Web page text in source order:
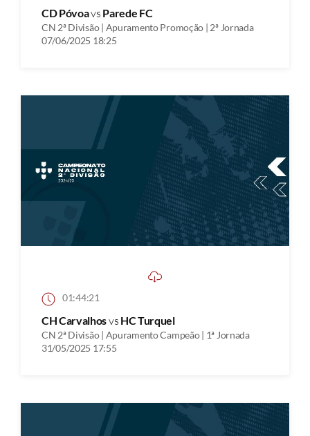
CD Póvoavs Parede FC
CN 2ª Divisão | Apuramento Promoção | 2ª Jornada
07/06/2025 18:25
01:44:21
CH Carvalhosvs HC Turquel
CN 2ª Divisão | Apuramento Campeão | 1ª Jornada
31/05/2025 17:55